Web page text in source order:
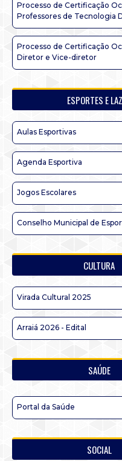
Processo de Certificação
Professores de Tecnologia
Processo de Certificação
Diretor e Vice-diretor
ESPORTES E
Aulas Esportivas
Agenda Esportiva
Jogos Escolares
Conselho Municipal de
CULTURA
Virada Cultural 2025
Arraiá 2026 - Edital
SAÚDE
Portal da Saúde
SOCIAL